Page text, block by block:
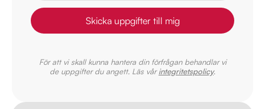
Skicka uppgifter till mig
För att vi skall kunna hantera din förfrågan behandlar vi
de uppgifter du angett. Läs vårintegritetspolicy.